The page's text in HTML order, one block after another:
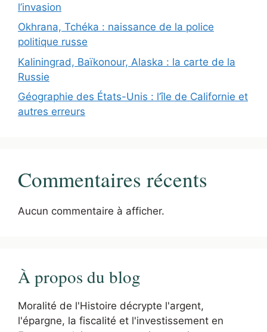
l’invasion
Okhrana, Tchéka : naissance de la police
politique russe
Kaliningrad, Baïkonour, Alaska : la carte de la
Russie
Géographie des États-Unis : l’île de Californie et
autres erreurs
Commentaires récents
Aucun commentaire à afficher.
À propos du blog
Moralité de l'Histoire décrypte l'argent,
l'épargne, la fiscalité et l'investissement en